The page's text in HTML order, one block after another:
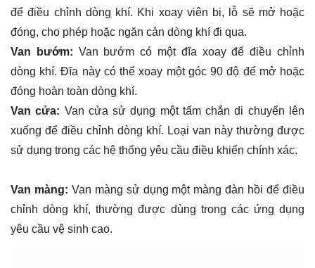
để điều chỉnh dòng khí. Khi xoay viên bi, lỗ sẽ mở hoặc
đóng, cho phép hoặc ngăn cản dòng khí đi qua.
Van bướm: Van bướm có một đĩa xoay để điều chỉnh
dòng khí. Đĩa này có thể xoay một góc 90 độ để mở hoặc
đóng hoàn toàn dòng khí.
Van cửa: Van cửa sử dụng một tấm chắn di chuyển lên
xuống để điều chỉnh dòng khí. Loại van này thường được
sử dụng trong các hệ thống yêu cầu điều khiển chính xác.
Van màng: Van màng sử dụng một màng đàn hồi để điều
chỉnh dòng khí, thường được dùng trong các ứng dụng
yêu cầu vệ sinh cao.